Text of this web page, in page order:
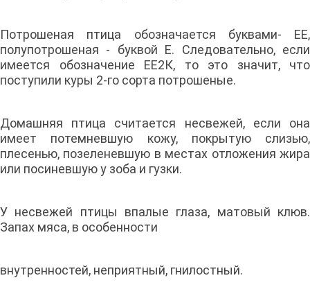
Потрошеная птица обозначается буквами- ЕЕ,
полупотрошеная - буквой Е. Следовательно, если
имеется обозначение ЕЕ2К, то это значит, что
поступили куры 2-го сорта потрошеные.
Домашняя птица считается несвежей, если она
имеет потемневшую кожу, покрытую слизью,
плесенью, позеленевшую в местах отложения жира
или посиневшую у зоба и гузки.
У несвежей птицы впалые глаза, матовый клюв.
Запах мяса, в особенности
внутренностей, неприятный, гнилостный.